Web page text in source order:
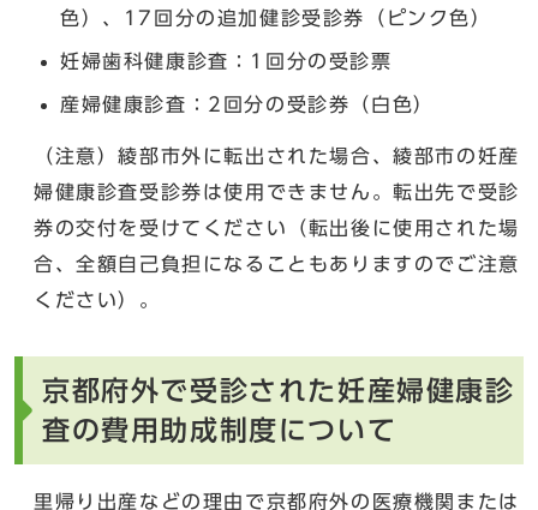
色）、17回分の追加健診受診券（ピンク色）
妊婦歯科健康診査：1回分の受診票
産婦健康診査：2回分の受診券（白色）
（注意）綾部市外に転出された場合、綾部市の妊産
婦健康診査受診券は使用できません。転出先で受診
券の交付を受けてください（転出後に使用された場
合、全額自己負担になることもありますのでご注意
ください）。
京都府外で受診された妊産婦健康診
査の費用助成制度について
里帰り出産などの理由で京都府外の医療機関または